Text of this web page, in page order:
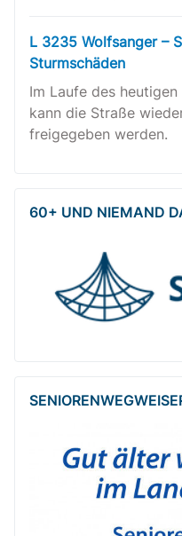
L 3235 Wolfsanger –
Sturmschäden
Im Laufe des
kann die Straße
freigegeben werden.
60+ UND NIEMAND